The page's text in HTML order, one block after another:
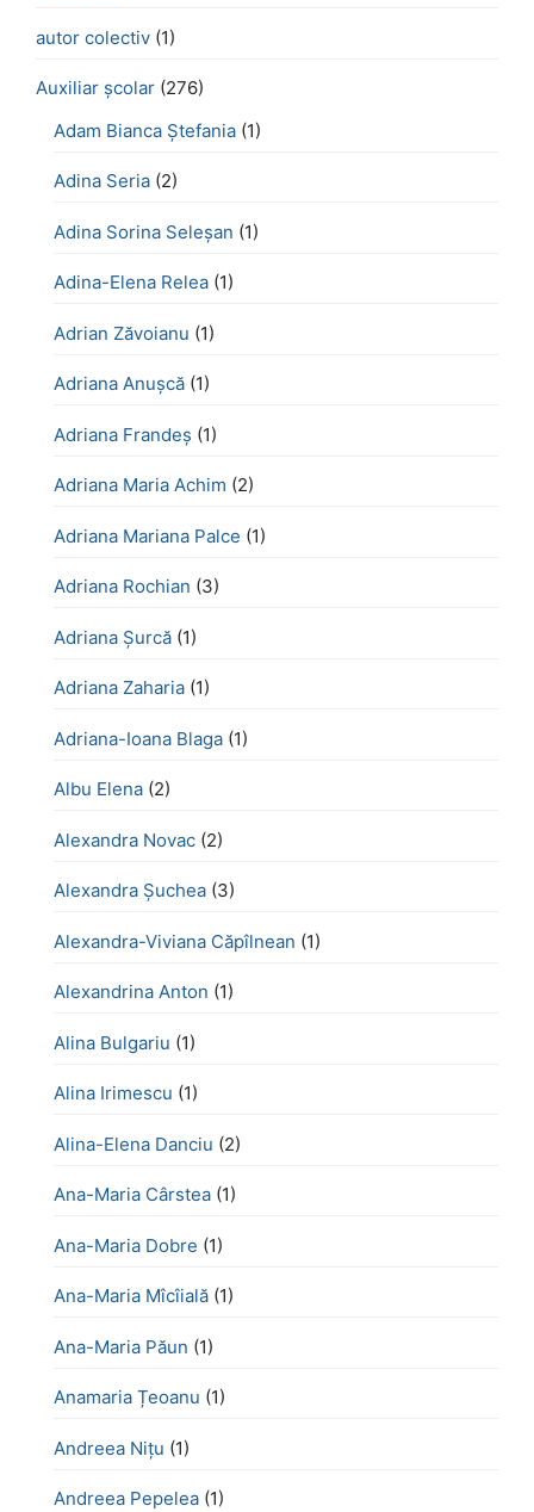
autor colectiv (1)
Auxiliar școlar (276)
Adam Bianca Ștefania (1)
Adina Seria (2)
Adina Sorina Seleșan (1)
Adina-Elena Relea (1)
Adrian Zăvoianu (1)
Adriana Anușcă (1)
Adriana Frandeș (1)
Adriana Maria Achim (2)
Adriana Mariana Palce (1)
Adriana Rochian (3)
Adriana Șurcă (1)
Adriana Zaharia (1)
Adriana-Ioana Blaga (1)
Albu Elena (2)
Alexandra Novac (2)
Alexandra Șuchea (3)
Alexandra-Viviana Căpîlnean (1)
Alexandrina Anton (1)
Alina Bulgariu (1)
Alina Irimescu (1)
Alina-Elena Danciu (2)
Ana-Maria Cârstea (1)
Ana-Maria Dobre (1)
Ana-Maria Mîcîială (1)
Ana-Maria Păun (1)
Anamaria Țeoanu (1)
Andreea Nițu (1)
Andreea Pepelea (1)